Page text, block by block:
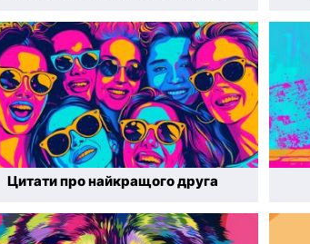
Цитати про найкращого друга